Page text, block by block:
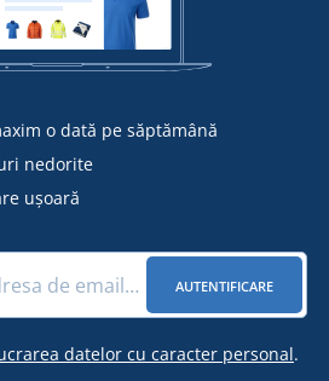
o dată pe săptămână
nedorite
ușoară
AUTENTIFICARE
datelor cu caracter personal.